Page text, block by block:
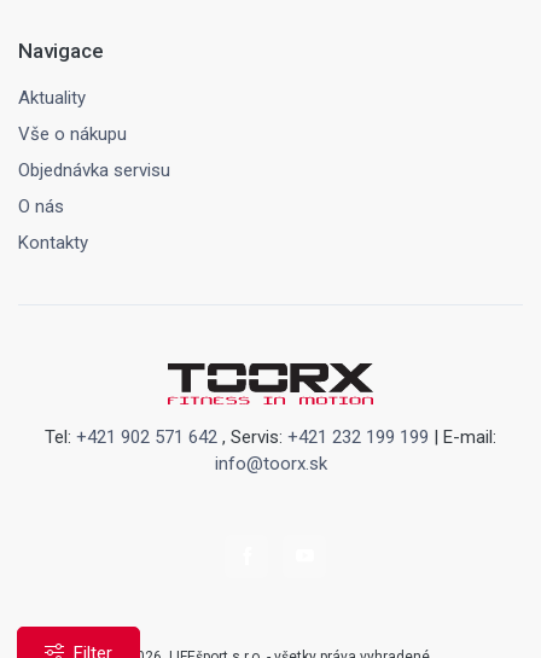
Filter
Navigace
Aktuality
Vše o nákupu
Objednávka servisu
O nás
Kontakty
Tel: +421 902 571 642 , Servis: +421 232 199 199 | E-mail:
info@toorx.sk